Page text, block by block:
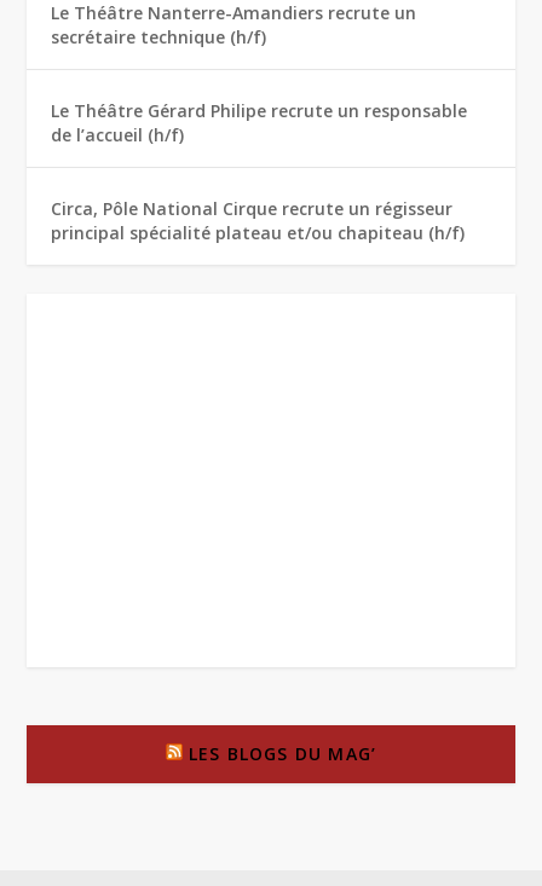
Le Théâtre Nanterre-Amandiers recrute un
secrétaire technique (h/f)
Le Théâtre Gérard Philipe recrute un responsable
de l’accueil (h/f)
Circa, Pôle National Cirque recrute un régisseur
principal spécialité plateau et/ou chapiteau (h/f)
LES BLOGS DU MAG’